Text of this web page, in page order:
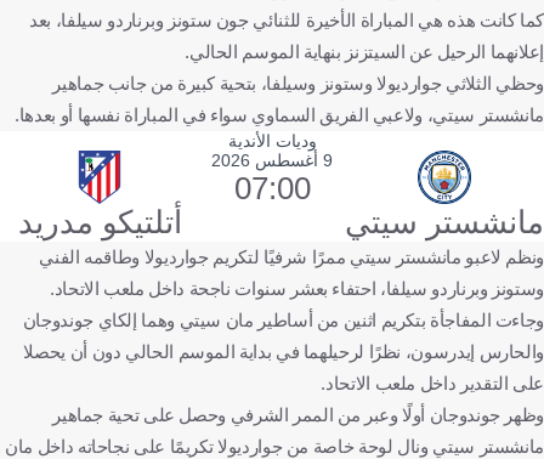
كما كانت هذه هي المباراة الأخيرة للثنائي جون ستونز وبرناردو سيلفا، بعد
إعلانهما الرحيل عن السيتزنز بنهاية الموسم الحالي.
وحظي الثلاثي جوارديولا وستونز وسيلفا، بتحية كبيرة من جانب جماهير
مانشستر سيتي، ولاعبي الفريق السماوي سواء في المباراة نفسها أو بعدها.
وديات الأندية
مانشستر سيتي
9 أغسطس 2026
07:00
أتلتيكو مدريد
ونظم لاعبو مانشستر سيتي ممرًا شرفيًا لتكريم جوارديولا وطاقمه الفني
وستونز وبرناردو سيلفا، احتفاء بعشر سنوات ناجحة داخل ملعب الاتحاد.
وجاءت المفاجأة بتكريم اثنين من أساطير مان سيتي وهما إلكاي جوندوجان
والحارس إيدرسون، نظرًا لرحيلهما في بداية الموسم الحالي دون أن يحصلا
على التقدير داخل ملعب الاتحاد.
وظهر جوندوجان أولًا وعبر من الممر الشرفي وحصل على تحية جماهير
مانشستر سيتي ونال لوحة خاصة من جوارديولا تكريمًا على نجاحاته داخل مان